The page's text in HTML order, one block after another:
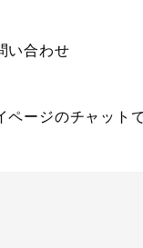
い合わせ
ページのチャット